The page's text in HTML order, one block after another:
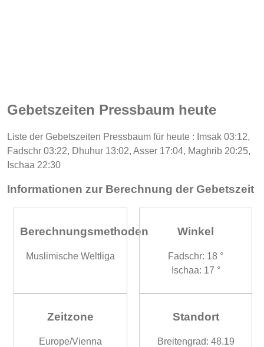
Gebetszeiten Pressbaum heute
Liste der Gebetszeiten Pressbaum für heute : Imsak 03:12,
Fadschr 03:22, Dhuhur 13:02, Asser 17:04, Maghrib 20:25,
Ischaa 22:30
Informationen zur Berechnung der Gebetszeit
Berechnungsmethoden
Muslimische Weltliga
Winkel
Fadschr: 18 °
Ischaa: 17 °
Zeitzone
Europe/Vienna
Standort
Breitengrad: 48.19